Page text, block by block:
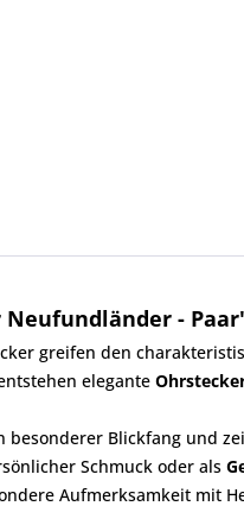
-
greifen den
elegante
besonderer Blickfang und
Schmuck oder als
Aufmerksamkeit mit